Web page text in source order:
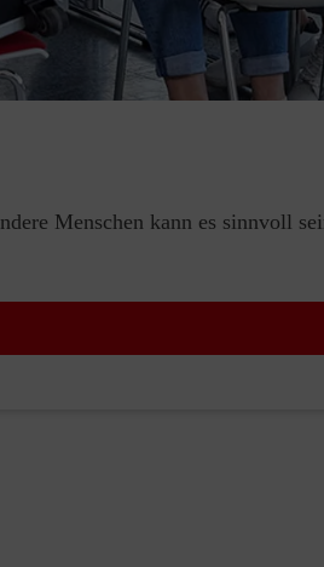
Menschen kann es sinnvoll